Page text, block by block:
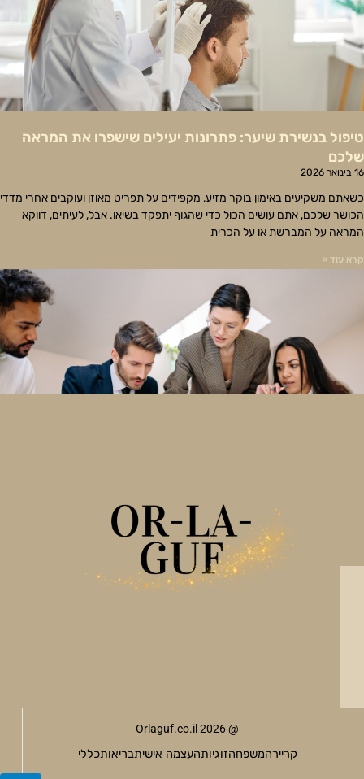
טיפול בנשירת שיער: פתרונות יעילים שישפרו את המראה
שלכם
16 בינואר 2026
כשאתם משקיעים באימון בוקר מזיע, מקפידים על תפריט מאוזן ועוקבים אחרי מדדי
הכושר שלכם, אתם עושים הכול כדי שהגוף יתפקד בשיאו. אבל, לעיתים, דווקא
המראה על המברשת או על הכרית
קרא עוד »
@ Orlaguf.co.il 2026
קריירהמשפחהזוגיותהעצמה אישיתבריאותכללי